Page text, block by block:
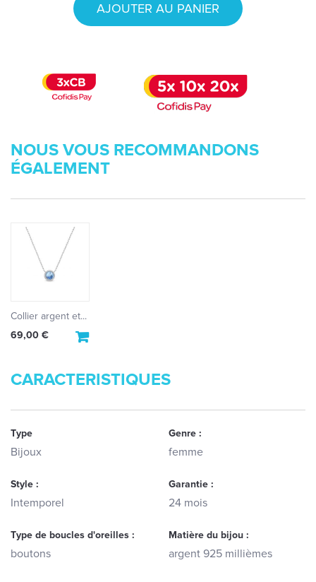
AJOUTER AU PANIER
NOUS VOUS RECOMMANDONS
ÉGALEMENT
Collier argent et...
69,00 €
CARACTERISTIQUES
Type
Bijoux
Genre :
femme
Style :
Intemporel
Garantie :
24 mois
Type de boucles d'oreilles :
boutons
Matière du bijou :
argent 925 millièmes